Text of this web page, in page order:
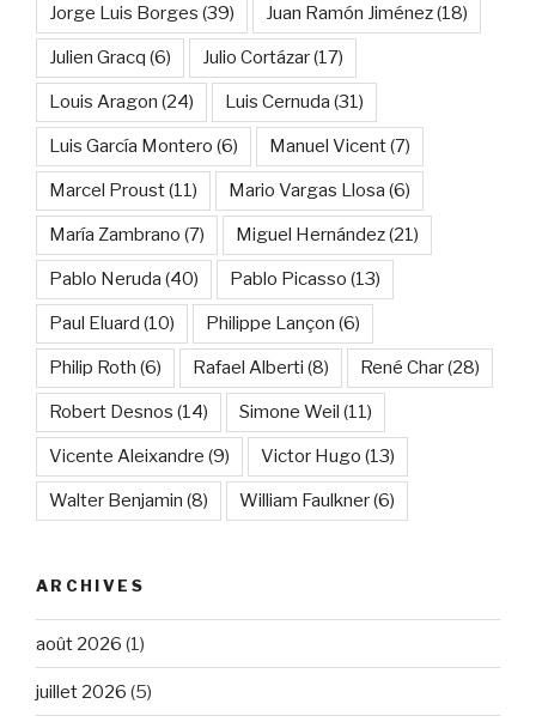
Jorge Luis Borges (39) Juan Ramón Jiménez(18)
Julien Gracq (6) Julio Cortázar(17)
Louis Aragon (24) Luis Cernuda (31)
Luis García Montero (6) Manuel Vicent(7)
Marcel Proust(11) Mario Vargas Llosa (6)
María Zambrano (7) Miguel Hernández(21)
Pablo Neruda (40) Pablo Picasso (13)
Paul Eluard (10) Philippe Lançon (6)
Philip Roth (6) Rafael Alberti (8) René Char(28)
Robert Desnos (14) Simone Weil (11)
Vicente Aleixandre (9) Victor Hugo (13)
Walter Benjamin (8) William Faulkner(6)
ARCHIVES
août 2026 (1)
juillet 2026 (5)